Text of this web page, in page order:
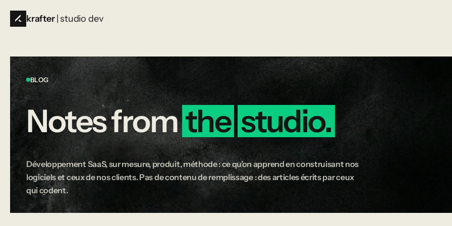
krafter | studio dev
BLOG
Notesfrom the studio.
Développement SaaS, sur mesure, produit, méthode : ce qu’on apprend en construisant nos
logiciels et ceux de nos clients. Pas de contenu de remplissage : des articles écrits par ceux
qui codent.